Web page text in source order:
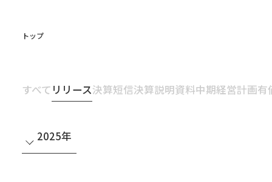
トップ
すべて リリース決算短信決算説明資料中期経営計画有
2025年